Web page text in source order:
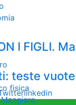
fisica
I FIGLI.
teste vuote
linkedin